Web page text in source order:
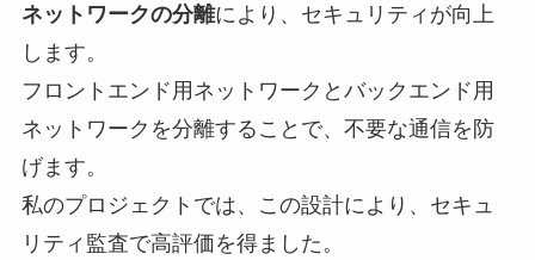
ネットワークの分離により、セキュリティが向上
します。
フロントエンド用ネットワークとバックエンド用
ネットワークを分離することで、不要な通信を防
げます。
私のプロジェクトでは、この設計により、セキュ
リティ監査で高評価を得ました。